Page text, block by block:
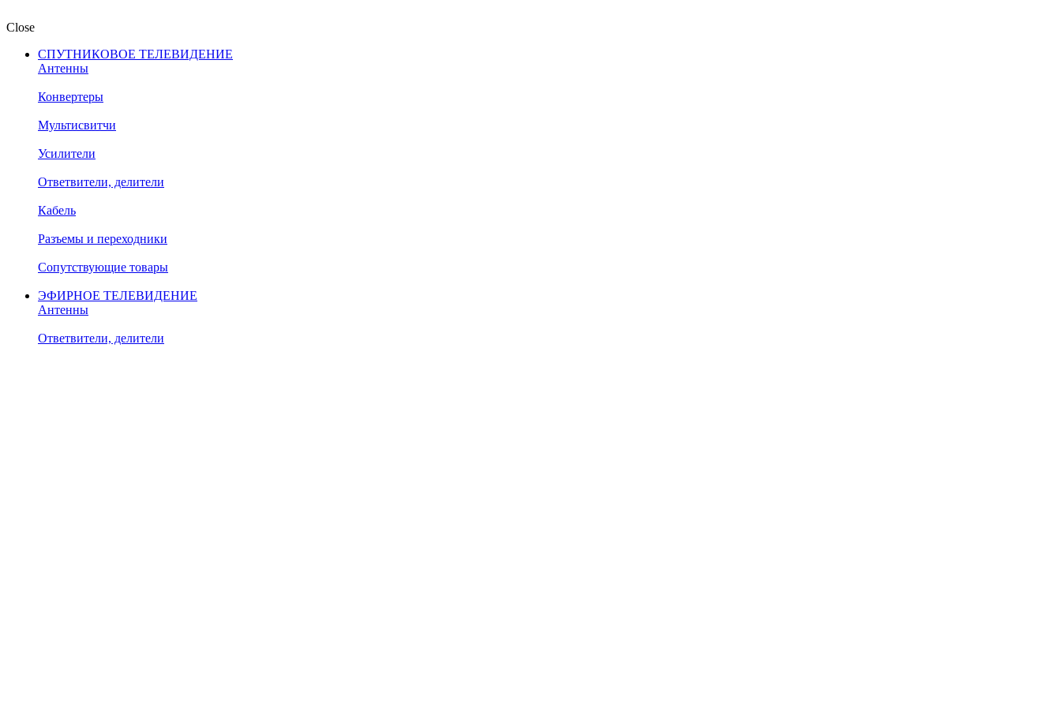
Close
СПУТНИКОВОЕ ТЕЛЕВИДЕНИЕ
Антенны
Конвертеры
Мультисвитчи
Усилители
Ответвители, делители
Кабель
Разъемы и переходники
Сопутствующие товары
ЭФИРНОЕ ТЕЛЕВИДЕНИЕ
Антенны
Ответвители, делители